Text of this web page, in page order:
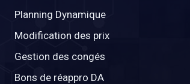
Planning Dynamique
Modification des prix
Gestion des congés
Bons de réappro DA